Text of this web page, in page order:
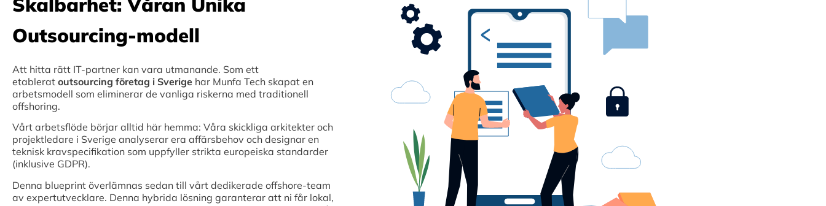
Outsourcing-modell
Att hitta rätt IT-partner kan vara utmanande. Som ett
etablerat outsourcing företag i Sverige har Munfa Tech skapat en
arbetsmodell som eliminerar de vanliga riskerna med traditionell
offshoring.
Vårt arbetsflöde börjar alltid här hemma: Våra skickliga arkitekter och
projektledare i Sverige analyserar era affärsbehov och designar en
teknisk kravspecifikation som uppfyller strikta europeiska standarder
(inklusive GDPR).
Denna blueprint överlämnas sedan till vårt dedikerade offshore-team
av expertutvecklare. Denna hybrida lösning garanterar att ni får lokal,